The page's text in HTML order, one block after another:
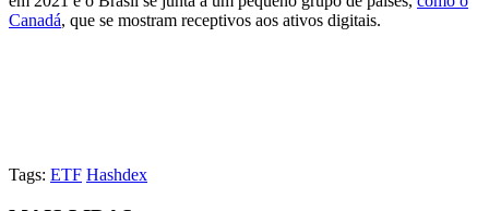
Canadá, que se mostram receptivos aos ativos digitais.
Tags: ETF Hashdex